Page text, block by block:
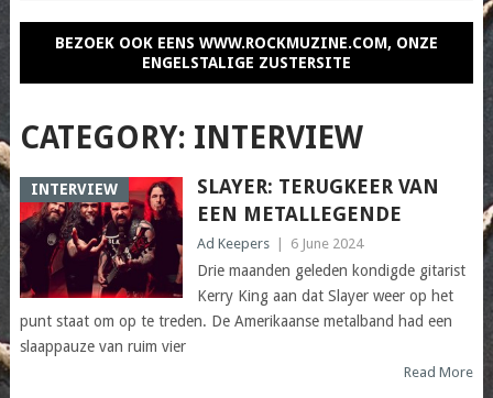
BEZOEK OOK EENS WWW.ROCKMUZINE.COM, ONZE
ENGELSTALIGE ZUSTERSITE
CATEGORY: INTERVIEW
INTERVIEW
SLAYER: TERUGKEER VAN
EEN METALLEGENDE
Ad Keepers 6 June 2024
Drie maanden geleden kondigde gitarist
Kerry King aan dat Slayer weer op het
punt staat om op te treden. De Amerikaanse metalband had een
slaappauze van ruim vier
Read More